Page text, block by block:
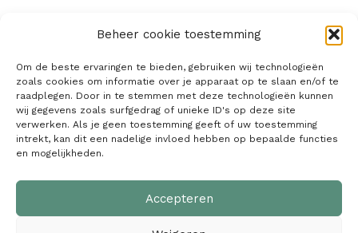
Beheer cookie toestemming
Om de beste ervaringen te bieden, gebruiken wij technologieën
zoals cookies om informatie over je apparaat op te slaan en/of te
raadplegen. Door in te stemmen met deze technologieën kunnen
wij gegevens zoals surfgedrag of unieke ID's op deze site
verwerken. Als je geen toestemming geeft of uw toestemming
intrekt, kan dit een nadelige invloed hebben op bepaalde functies
en mogelijkheden.
Accepteren
Algemene voorwaarden
KVK: 64407667
info@mawetrading.nl
+31 6 53 270 335
| Webdesign: